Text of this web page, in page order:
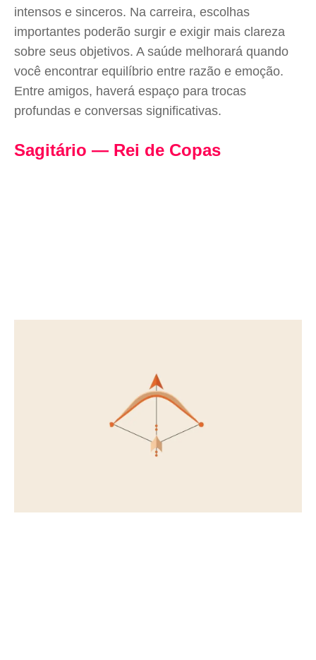
intensos e sinceros. Na carreira, escolhas
importantes poderão surgir e exigir mais clareza
sobre seus objetivos. A saúde melhorará quando
você encontrar equilíbrio entre razão e emoção.
Entre amigos, haverá espaço para trocas
profundas e conversas significativas.
Sagitário — Rei de Copas